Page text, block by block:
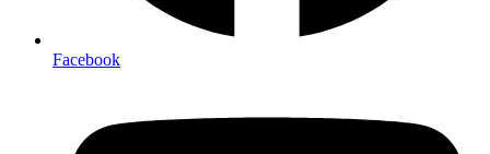
Facebook